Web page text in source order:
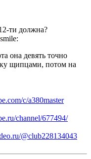
ти должна?
она девять точно
щипцами, потом на
c/a380master
channel/677494/
@club228134043